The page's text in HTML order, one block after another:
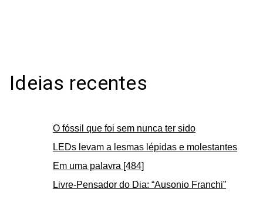
Ideias recentes
O fóssil que foi sem nunca ter sido
LEDs levam a lesmas lépidas e molestantes
Em uma palavra [484]
Livre-Pensador do Dia: “Ausonio Franchi”